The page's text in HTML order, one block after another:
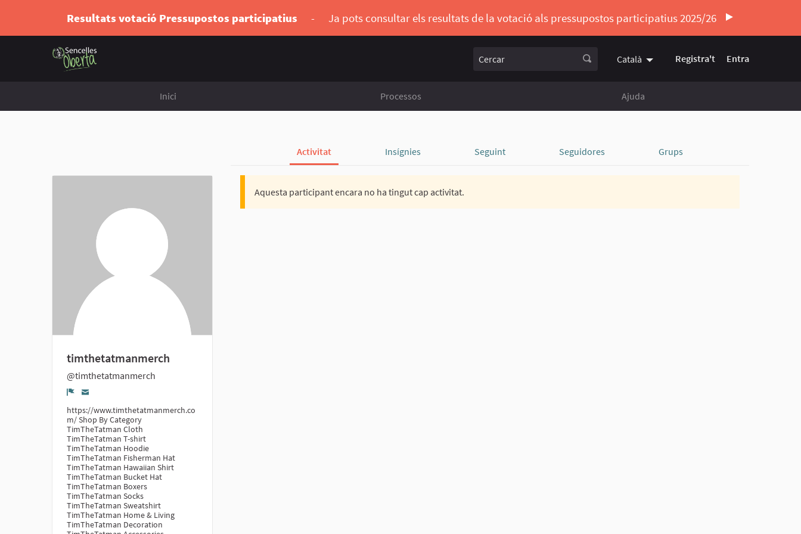
Resultats votació Pressupostos participatius - Ja pots consultar els resultats de la votació als pressupostos participatius 2025/26
Català Triar la llengua Elegir el idioma
Registra't Entra
Inici Processos Ajuda
Activitat Insígnies Seguint Seguidores Grups
timthetatmanmerch
@timthetatmanmerch
Denúncia
https://www.timthetatmanmerch.co
m/ Shop By Category
TimTheTatman Cloth
TimTheTatman T-shirt
TimTheTatman Hoodie
TimTheTatman Fisherman Hat
TimTheTatman Hawaiian Shirt
TimTheTatman Bucket Hat
TimTheTatman Boxers
TimTheTatman Socks
TimTheTatman Sweatshirt
TimTheTatman Home & Living
TimTheTatman Decoration
Aquesta participant encara no ha tingut cap activitat.